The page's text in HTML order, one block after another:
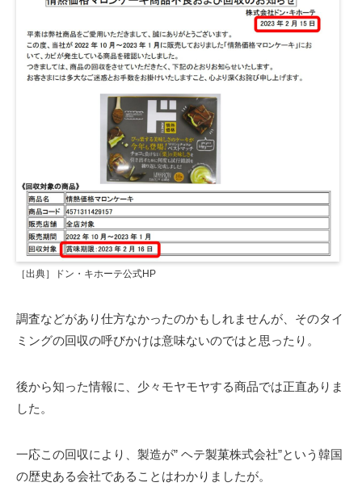
［出典］ドン・キホーテ公式HP
調査などがあり仕方なかったのかもしれませんが、そのタイ
ミングの回収の呼びかけは意味ないのではと思ったり。
後から知った情報に、少々モヤモヤする商品では正直ありま
した。
一応この回収により、製造が” ヘテ製菓株式会社”という韓国
の歴史ある会社であることはわかりましたが。